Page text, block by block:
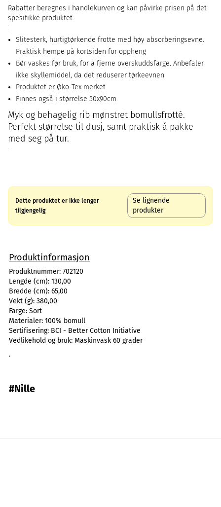
Rabatter beregnes i handlekurven og kan påvirke prisen på det
spesifikke produktet.
Slitesterk, hurtigtørkende frotte med høy absorberingsevne.
Praktisk hempe på kortsiden for oppheng
Bør vaskes før bruk, for å fjerne overskuddsfarge. Anbefaler
ikke skyllemiddel, da det reduserer tørkeevnen
Produktet er Øko-Tex merket
Finnes også i størrelse 50x90cm
Myk og behagelig rib mønstret bomullsfrotté.
Perfekt størrelse til dusj, samt praktisk å pakke
med seg på tur.
Dette produktet er ikke lenger
tilgjengelig
Se lignende
produkter
Produktinformasjon
Produktnummer: 702120
Lengde (cm): 130,00
Bredde (cm): 65,00
Vekt (g): 380,00
Farge: Sort
Materialer: 100% bomull
Sertifisering: BCI - Better Cotton Initiative
Vedlikehold og bruk: Maskinvask 60 grader
.
#Nille